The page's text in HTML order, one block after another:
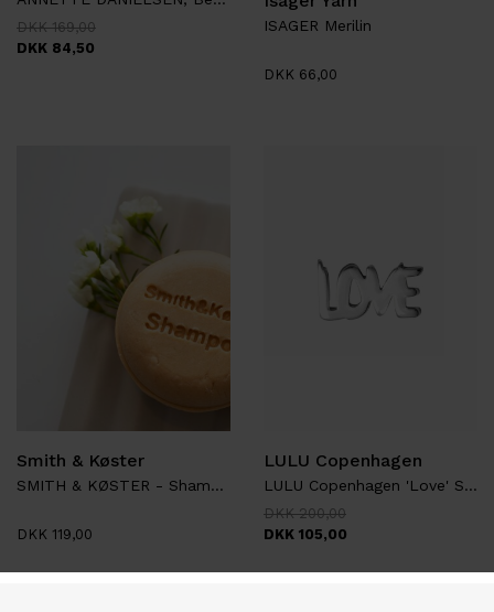
DKK 169,00
DKK 84,50
ISAGER Merilin
DKK 66,00
Smith & Køster
SMITH & KØSTER - Shampoobar
DKK 119,00
LULU Copenhagen
LULU Copenhagen 'Love' Silver
DKK 200,00
DKK 105,00